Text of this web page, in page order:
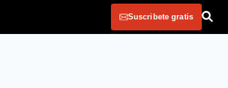
Suscribete gratis